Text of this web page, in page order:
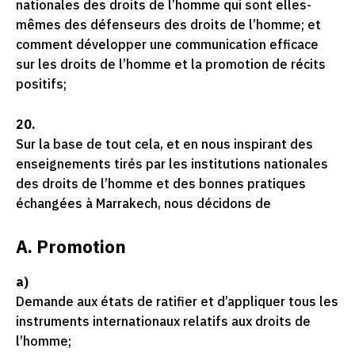
nationales des droits de l’homme qui sont elles-
mêmes des défenseurs des droits de l’homme; et
comment développer une communication efficace
sur les droits de l’homme et la promotion de récits
positifs;
20.
Sur la base de tout cela, et en nous inspirant des
enseignements tirés par les institutions nationales
des droits de l’homme et des bonnes pratiques
échangées à Marrakech, nous décidons de
A. Promotion
a)
Demande aux états de ratifier et d’appliquer tous les
instruments internationaux relatifs aux droits de
l’homme;